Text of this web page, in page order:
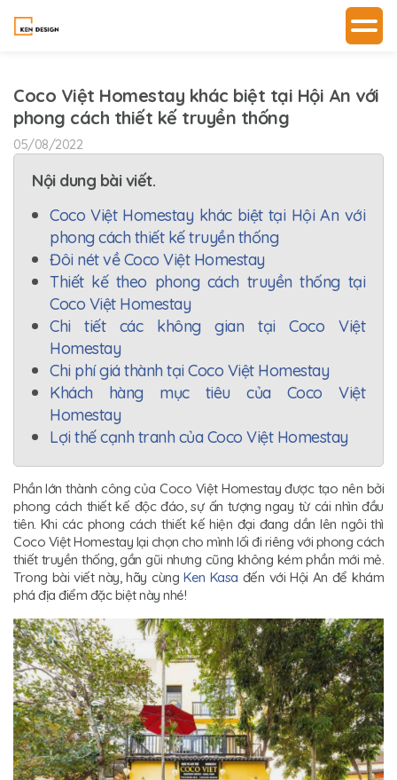
Coco Việt Homestay khác biệt tại Hội An với
phong cách thiết kế truyền thống
05/08/2022
Nội dung bài viết.
Coco Việt Homestay khác biệt tại Hội An với
phong cách thiết kế truyền thống
Đôi nét về Coco Việt Homestay
Thiết kế theo phong cách truyền thống tại
Coco Việt Homestay
Chi tiết các không gian tại Coco Việt
Homestay
Chi phí giá thành tại Coco Việt Homestay
Khách hàng mục tiêu của Coco Việt
Homestay
Lợi thế cạnh tranh của Coco Việt Homestay
Phần lớn thành công của Coco Việt Homestay được tạo nên bởi
phong cách thiết kế độc đáo, sự ấn tượng ngay từ cái nhìn đầu
tiên. Khi các phong cách thiết kế hiện đại đang dần lên ngôi thì
Coco Việt Homestay lại chọn cho mình lối đi riêng với phong cách
thiết truyền thống, gần gũi nhưng cũng không kém phần mới mẻ.
Trong bài viết này, hãy cùngKen Kasa đến với Hội An để khám
phá địa điểm đặc biệt này nhé!